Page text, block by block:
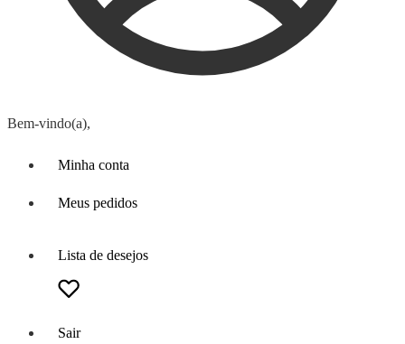
Bem-vindo(a),
Minha conta
Meus pedidos
Lista de desejos
Sair